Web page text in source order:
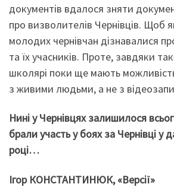
документів вдалося зняти
про визволителів Чернівців. Щоб
молодих чернівчан дізнавалися
та їх учасників. Проте, завдяки
школярі поки ще мають
з живими людьми, а не з
Нині у Чернівцях залишилося
брали участь у боях за Чернівці у
році…
Ігор КОНСТАНТИНЮК, «Версії»